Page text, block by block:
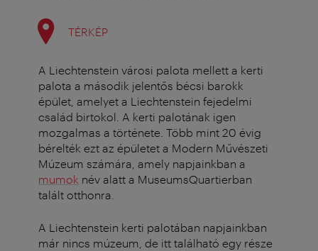
TÉRKÉP
A Liechtenstein városi palota mellett a kerti
palota a második jelentős bécsi barokk
épület, amelyet a Liechtenstein fejedelmi
család birtokol. A kerti palotának igen
mozgalmas a története. Több mint 20 évig
bérelték ezt az épületet a Modern Művészeti
Múzeum számára, amely napjainkban a
mumok név alatt a MuseumsQuartierban
talált otthonra.
A Liechtenstein kerti palotában napjainkban
már nincs múzeum, de itt található egy része